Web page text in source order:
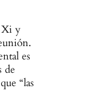
Xi y
es
de
“las